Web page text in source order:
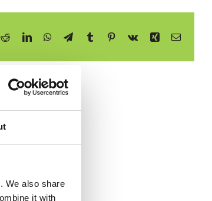
We also share
it with
RedditLinkedInWhatsApp
TelegramTumblr Pinterest
Vk XingE-